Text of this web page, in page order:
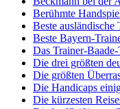
Berühmte
Beste ausländische
Beste Bayern-
Das Trainer-
Die drei größten
Die größten
Die Handicaps
Die kürzesten